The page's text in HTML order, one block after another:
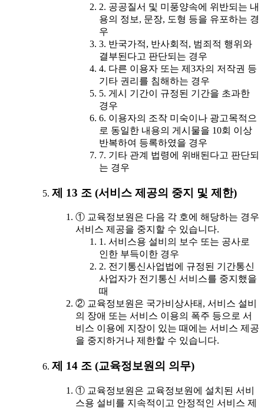
2. 공공질서 및 미풍양속에 위반되는 내
용의 정보, 문장, 도형 등을 유포하는 경
우
3. 반국가적, 반사회적, 범죄적 행위와
결부된다고 판단되는 경우
4. 다른 이용자 또는 제3자의 저작권 등
기타 권리를 침해하는 경우
5. 게시 기간이 규정된 기간을 초과한
경우
6. 이용자의 조작 미숙이나 광고목적으
로 동일한 내용의 게시물을 10회 이상
반복하여 등록하였을 경우
7. 기타 관계 법령에 위배된다고 판단되
는 경우
제 13 조 (서비스 제공의 중지 및 제한)
① 교육정보원은 다음 각 호에 해당하는 경우
서비스 제공을 중지할 수 있습니다.
1. 서비스용 설비의 보수 또는 공사로
인한 부득이한 경우
2. 전기통신사업법에 규정된 기간통신
사업자가 전기통신 서비스를 중지했을
때
② 교육정보원은 국가비상사태, 서비스 설비
의 장애 또는 서비스 이용의 폭주 등으로 서
비스 이용에 지장이 있는 때에는 서비스 제공
을 중지하거나 제한할 수 있습니다.
제 14 조 (교육정보원의 의무)
① 교육정보원은 교육정보원에 설치된 서비
스용 설비를 지속적이고 안정적인 서비스 제